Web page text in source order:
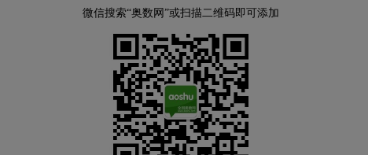
微信搜索“奥数网”或扫描二维码即可添加